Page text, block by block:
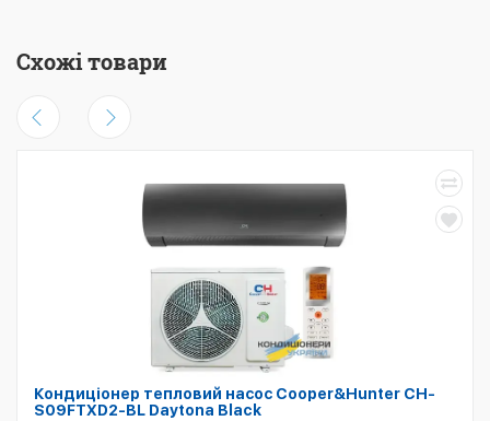
Схожі товари
Кондиціонер тепловий насос Cooper&Hunter CH-
S09FTXD2-BL Daytona Black